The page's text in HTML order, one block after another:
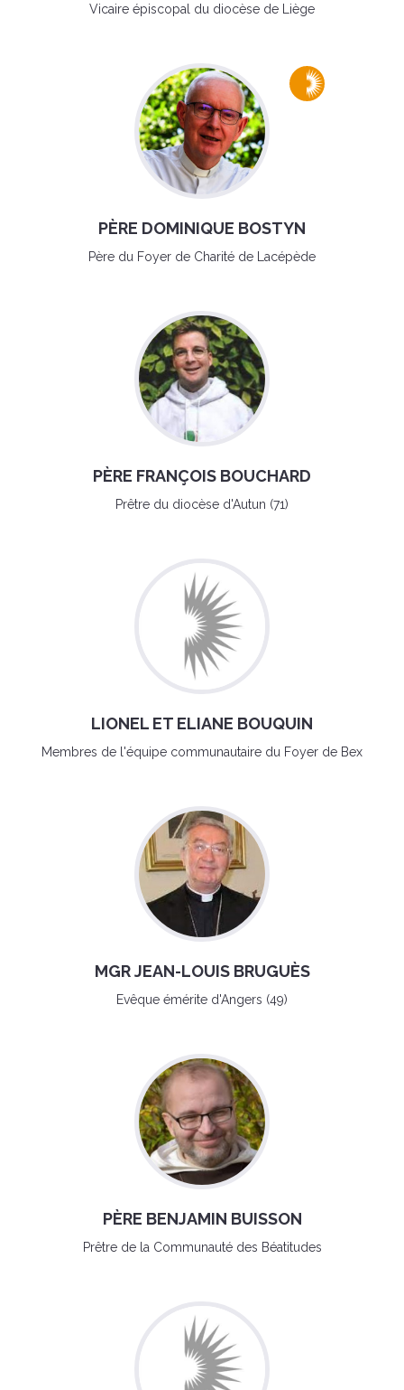
Vicaire épiscopal du diocèse de Liège
PÈRE DOMINIQUE BOSTYN
Père du Foyer de Charité de Lacépède
PÈRE FRANÇOIS BOUCHARD
Prêtre du diocèse d'Autun (71)
LIONEL ET ELIANE BOUQUIN
Membres de l'équipe communautaire du Foyer de Bex
MGR JEAN-LOUIS BRUGUÈS
Evêque émérite d'Angers (49)
PÈRE BENJAMIN BUISSON
Prêtre de la Communauté des Béatitudes